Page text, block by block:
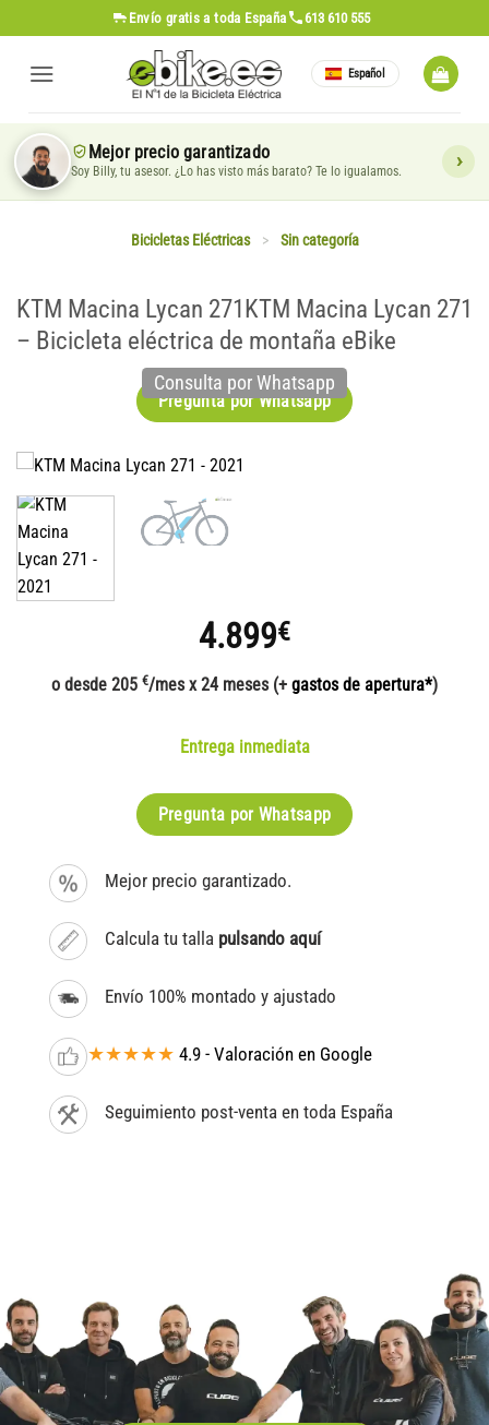
al
contenido
Envío gratis a toda España 613 610 555
Español
Mejor precio garantizado
Soy Billy, tu asesor. ¿Lo has visto más barato? Te lo igualamos.
Bicicletas Eléctricas > Sin categoría
KTM Macina Lycan 271KTM Macina Lycan 271
– Bicicleta eléctrica de montaña eBike
Pregunta por Whatsapp
Consulta por Whatsapp
4.899€
o desde 205 €/mes x 24 meses (+ gastos de apertura*)
Entrega inmediata
Pregunta por Whatsapp
Mejor precio garantizado.
Calcula tu talla pulsando aquí
Envío 100% montado y ajustado
★★★★★ 4.9 - Valoración en Google
Seguimiento post-venta en toda España